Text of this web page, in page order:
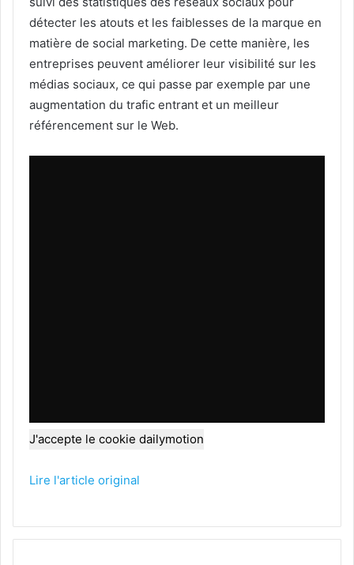
détecter les atouts et les faiblesses de la marque en
matière de social marketing. De cette manière, les
entreprises peuvent améliorer leur visibilité sur les
médias sociaux, ce qui passe par exemple par une
augmentation du trafic entrant et un meilleur
référencement sur le Web.
J'accepte le cookie dailymotion
Lire l'article original